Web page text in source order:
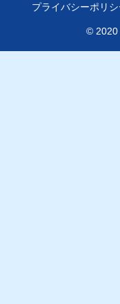
プライバシーポリシ
© 2020